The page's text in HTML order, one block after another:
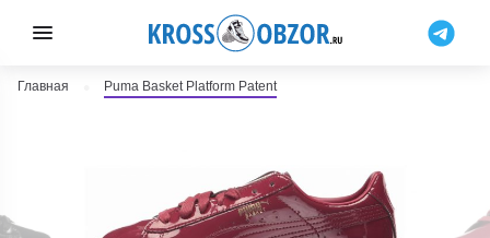
Главная Puma Basket Platform Patent